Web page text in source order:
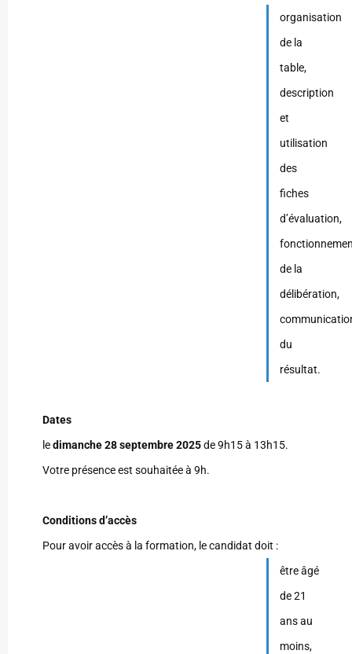
organisation
de la
table,
description
et
utilisation
des
fiches
d’évaluation,
de la
délibération,
du
résultat.
Dates
ledimanche 28 septembre 2025de 9h15 à 13h15.
Votre présence est souhaitée à 9h.
Conditions d’accès
Pour avoir accès à la formation, le candidat doit :
être âgé
de 21
ans au
moins,